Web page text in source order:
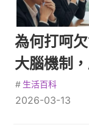
為何打呵
大腦機制
# 生活百科
2026-03-13